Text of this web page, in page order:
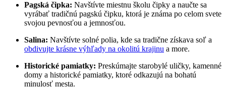
Pagská čipka: Navštívte miestnu školu čipky a naučte sa
vyrábať tradičnú pagskú čipku, ktorá je známa po celom svete
svojou pevnosťou a jemnosťou.
Salina: Navštívte solné polia, kde sa tradične získava soľ a
obdivujte krásne výhľady na okolitú krajinu a more.
Historické pamiatky: Preskúmajte starobylé uličky, kamenné
domy a historické pamiatky, ktoré odkazujú na bohatú
minulosť mesta.